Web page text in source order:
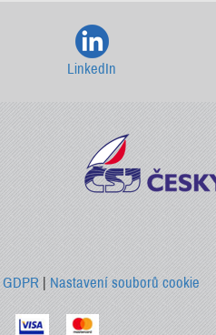
LinkedIn
GDPR |Nastavení souborů cookie